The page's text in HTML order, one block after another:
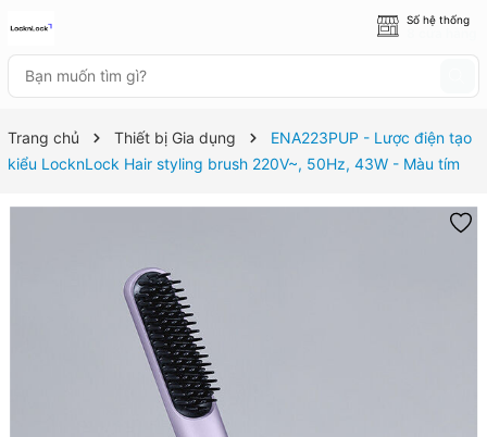
Số hệ thống
Trang chủ Thiết bị Gia dụng
ENA223PUP - Lược điện tạo
kiểu LocknLock Hair styling brush 220V~, 50Hz, 43W - Màu tím